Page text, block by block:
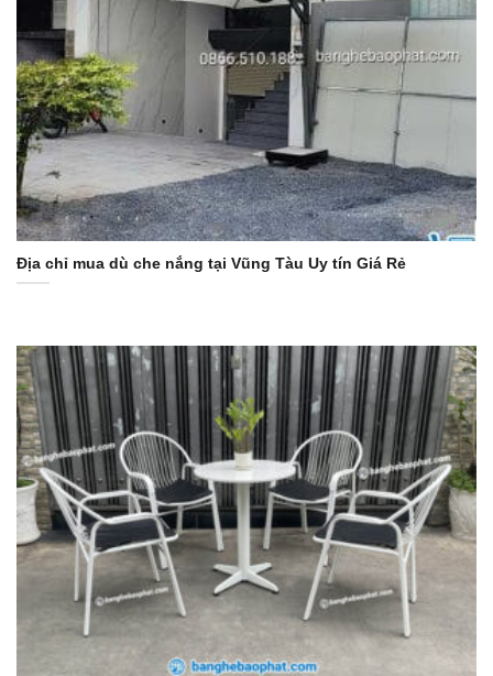
Địa chỉ mua dù che nắng tại Vũng Tàu Uy tín Giá Rẻ